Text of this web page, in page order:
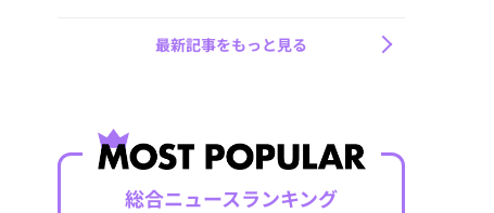
最新記事をもっと見る
総合ニュースランキング